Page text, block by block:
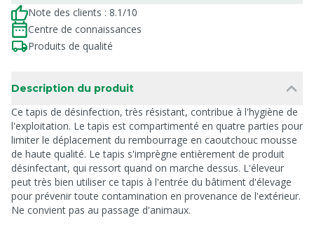
Note des clients : 8.1/10
Centre de connaissances
Produits de qualité
Description du produit
Ce tapis de désinfection, très résistant, contribue à l'hygiène de
l'exploitation. Le tapis est compartimenté en quatre parties pour
limiter le déplacement du rembourrage en caoutchouc mousse
de haute qualité. Le tapis s'imprègne entièrement de produit
désinfectant, qui ressort quand on marche dessus. L'éleveur
peut très bien utiliser ce tapis à l'entrée du bâtiment d'élevage
pour prévenir toute contamination en provenance de l'extérieur.
Ne convient pas au passage d'animaux.